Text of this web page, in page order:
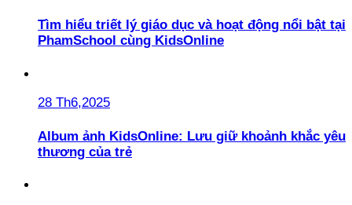
Tìm hiểu triết lý giáo dục và hoạt động nổi bật tại
PhamSchool cùng KidsOnline
28 Th6,2025
Album ảnh KidsOnline: Lưu giữ khoảnh khắc yêu
thương của trẻ